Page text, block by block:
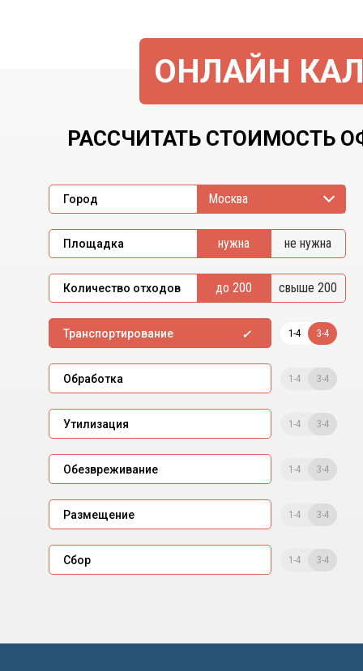
ОНЛАЙН
РАССЧИТАТЬ СТОИМОСТЬ
Город Москва
Площадка нужна не нужна
Количество отходов до 200 свыше 200
Транспортирование 1-4 3-4
Обработка 1-4 3-4
Утилизация 1-4 3-4
Обезвреживание 1-4 3-4
Размещение 1-4 3-4
Сбор 1-4 3-4